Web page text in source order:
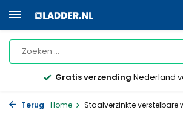
Gratis verzending Nederland
Terug Home Staalverzinkte verstelbare